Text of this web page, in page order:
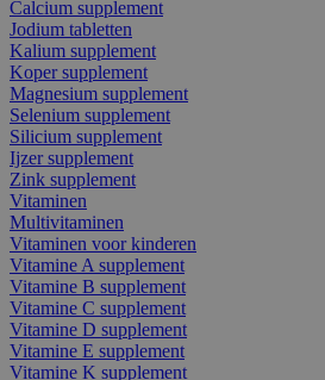
Calcium supplement
Jodium tabletten
Kalium supplement
Koper supplement
Magnesium supplement
Selenium supplement
Silicium supplement
Ijzer supplement
Zink supplement
Vitaminen
Multivitaminen
Vitaminen voor kinderen
Vitamine A supplement
Vitamine B supplement
Vitamine C supplement
Vitamine D supplement
Vitamine E supplement
Vitamine K supplement